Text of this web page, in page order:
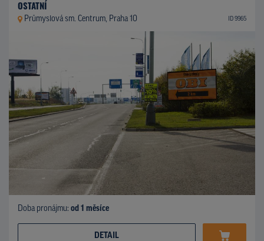
OSTATNÍ
Průmyslová sm. Centrum, Praha 10 ID 9965
Doba pronájmu: od 1 měsíce
DETAIL